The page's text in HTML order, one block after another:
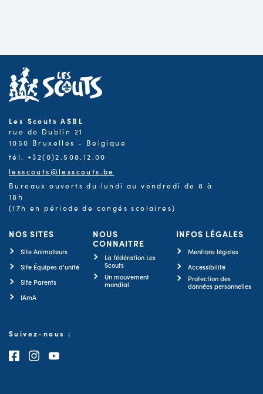
Les Scouts ASBL
rue de Dublin 21
1050 Bruxelles - Belgique
tél. +32(0)2.508.12.00
lesscouts@lesscouts.be
Bureaux ouverts du lundi au vendredi de 8 à
18h
(17h en période de congés scolaires)
NOS SITES
Site Animateurs
Site Équipes d'unité
Site Parents
IAmA
NOUS
CONNAITRE
La fédération Les
Scouts
Un mouvement
mondial
INFOS LÉGALES
Mentions légales
Accessibilité
Protection des
données personnelles
Suivez-nous :
Consultez notre page Facebook
Consultez notre page Instagram
Consultez notre chaîne Youtube